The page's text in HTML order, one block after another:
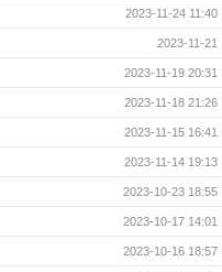
2023-11-24 11:40
2023-11-21
2023-11-19 20:31
2023-11-18 21:26
2023-11-15 16:41
2023-11-14 19:13
2023-10-23 18:55
2023-10-17 14:01
2023-10-16 18:57